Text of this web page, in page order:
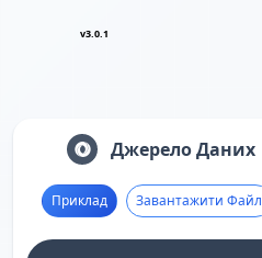
v3.0.1
Джерело Даних
Приклад Завантажити Файл